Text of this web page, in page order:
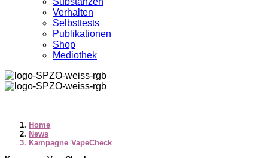
Verhalten
Selbsttests
Publikationen
Shop
Mediothek
Home
News
Kampagne VapeCheck